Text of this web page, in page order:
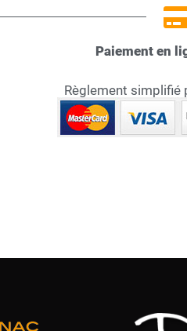
Paiement en
Règlement simplifié